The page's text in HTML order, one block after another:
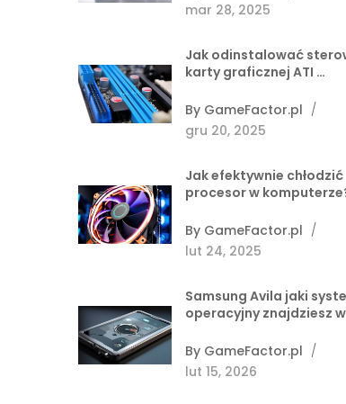
mar 28, 2025
Jak odinstalować
karty graficznej ATI …
By GameFactor.pl /
gru 20, 2025
Jak efektywnie chłodzić
procesor w
By GameFactor.pl /
lut 24, 2025
Samsung Avila jaki
operacyjny znajdziesz
By GameFactor.pl /
lut 15, 2026